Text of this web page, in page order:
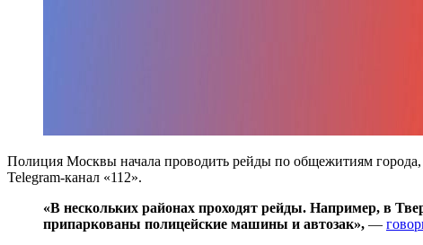
Полиция Москвы начала проводить рейды по общежитиям
Telegram-канал «112».
«В нескольких районах проходят рейды. Например, в
припаркованы полицейские машины и автозак», —